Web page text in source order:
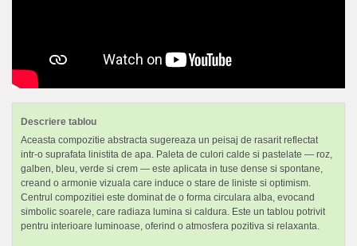
Descriere tablou
Aceasta compozitie abstracta sugereaza un peisaj de rasarit reflectat
intr-o suprafata linistita de apa. Paleta de culori calde si pastelate — roz,
galben, bleu, verde si crem — este aplicata in tuse dense si spontane,
creand o armonie vizuala care induce o stare de liniste si optimism.
Centrul compozitiei este dominat de o forma circulara alba, evocand
simbolic soarele, care radiaza lumina si caldura. Este un tablou potrivit
pentru interioare luminoase, oferind o atmosfera pozitiva si relaxanta.